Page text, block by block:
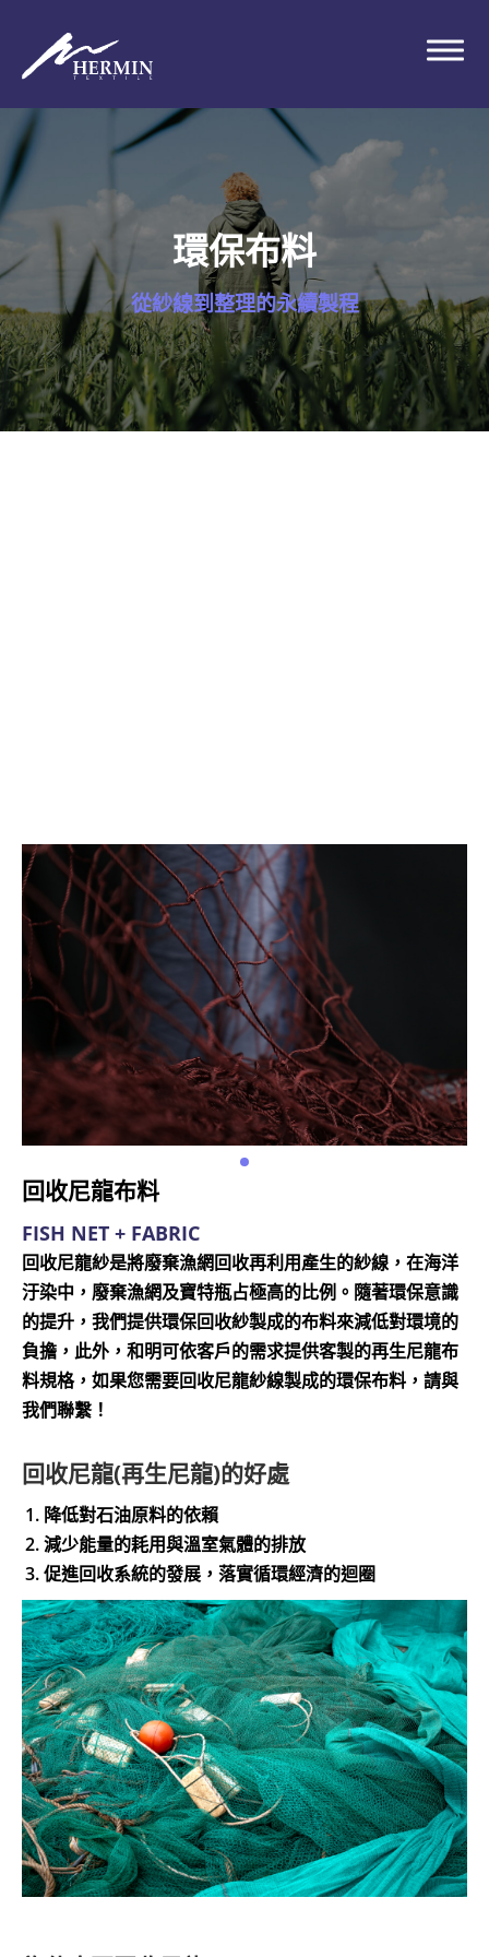
環保布料
從紗線到整理的永續製程
回收尼龍布料
FISH NET + FABRIC
回收尼龍紗是將廢棄漁網回收再利用產生的紗線，在海洋
汙染中，廢棄漁網及寶特瓶占極高的比例。隨著環保意識
的提升，我們提供環保回收紗製成的布料來減低對環境的
負擔，此外，和明可依客戶的需求提供客製的再生尼龍布
料規格，如果您需要回收尼龍紗線製成的環保布料，請與
我們聯繫！
回收尼龍(再生尼龍)的好處
降低對石油原料的依賴
減少能量的耗用與溫室氣體的排放
促進回收系統的發展，落實循環經濟的迴圈